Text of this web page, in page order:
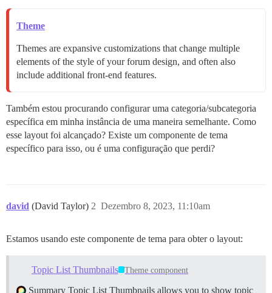
Theme
Themes are expansive customizations that change multiple
elements of the style of your forum design, and often also
include additional front-end features.
Também estou procurando configurar uma categoria/subcategoria
específica em minha instância de uma maneira semelhante. Como
esse layout foi alcançado? Existe um componente de tema
específico para isso, ou é uma configuração que perdi?
david (David Taylor) Dezembro 8, 2023, 11:10am
2
Estamos usando este componente de tema para obter o layout:
Topic List Thumbnails Theme component
Summary Topic List Thumbnails allows you to show topic